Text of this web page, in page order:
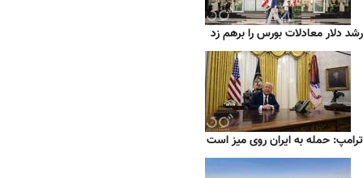
رشد دلار معادلات بورس را برهم زد
ترامپ: حمله به ایران روی میز است